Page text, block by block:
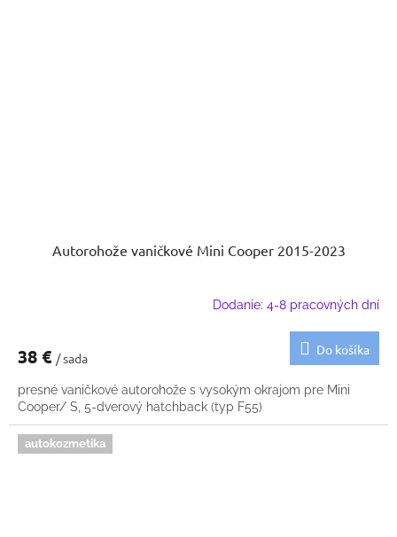
Autorohože vaničkové Mini Cooper 2015-2023
Dodanie: 4-8 pracovných dní
38 € / sada
Do košíka
presné vaničkové autorohože s vysokým okrajom pre Mini
Cooper/ S, 5-dverový hatchback (typ F55)
autokozmetika